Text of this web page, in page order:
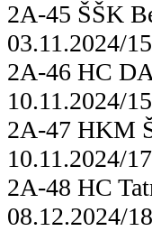
2A-45 ŠŠK
03.11.2024/
2A-46 HC
10.11.2024/
2A-47
10.11.2024/
2A-48 HC
08.12.2024/